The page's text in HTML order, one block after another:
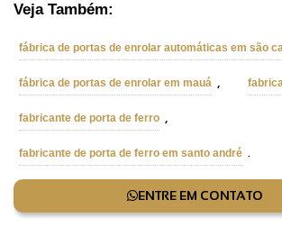
Veja Também:
fábrica de portas de enrolar automáticas em são
fábrica de portas de enrolar em mauá
fabricante de porta de ferro
fabricante de porta de ferro em santo andré .
ENTRE EM CONTATO